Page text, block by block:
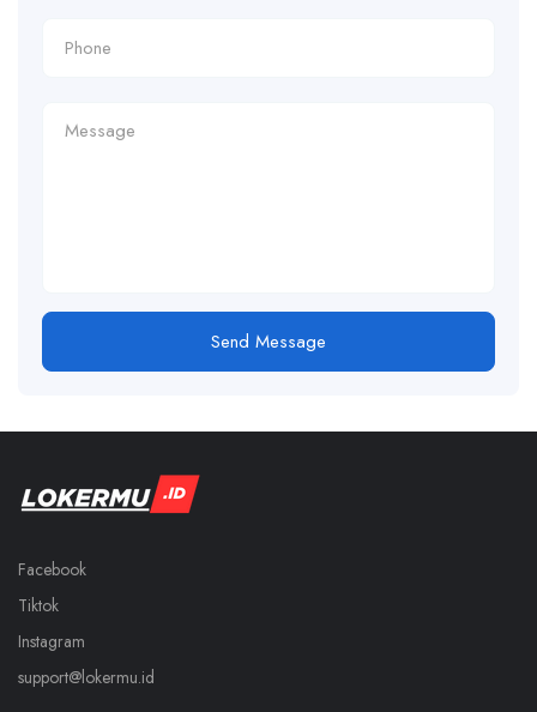
Send Message
Facebook
Tiktok
Instagram
support@lokermu.id